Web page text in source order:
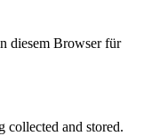
diesem Browser für
collected and stored.